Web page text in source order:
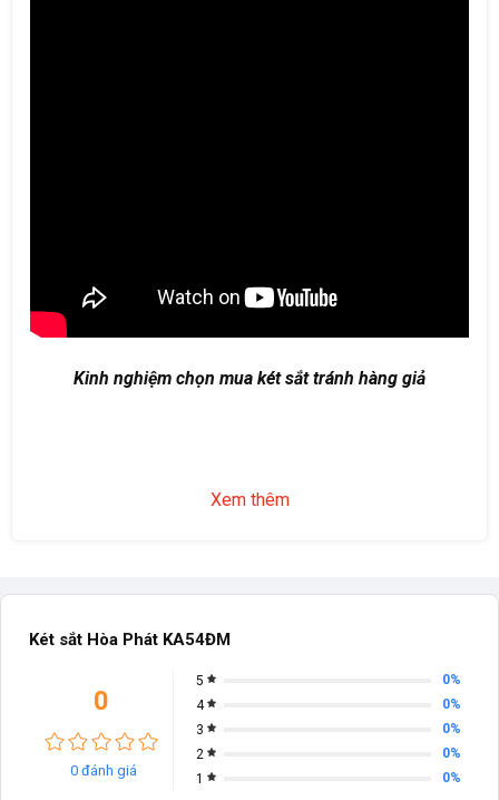
Kinh nghiệm chọn mua két sắt tránh hàng giả
Xem thêm
Két sắt Hòa Phát KA54ĐM
0
0 đánh giá
5
0%
4
0%
3
0%
2
0%
1
0%